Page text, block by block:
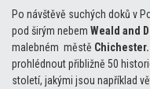
Po návštěvě suchých doků v
pod širým nebem Weald and
malebném městě Chichester.
prohlédnout přibližně 50
století, jakými jsou například